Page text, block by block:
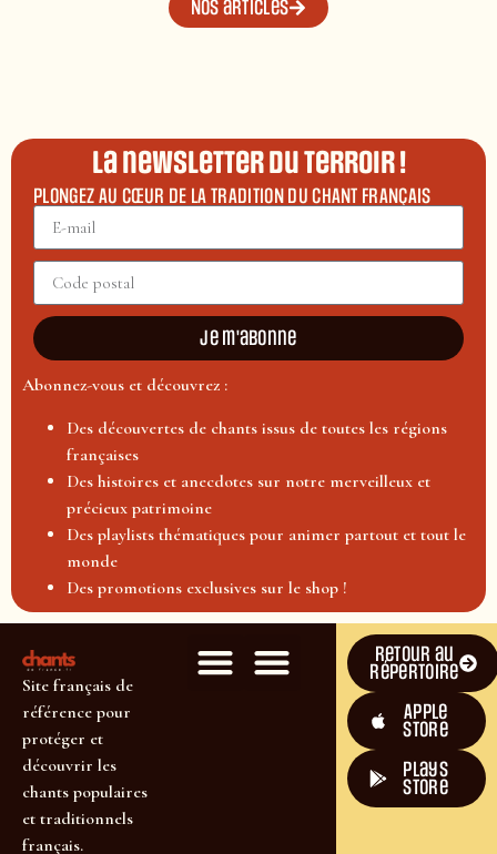
Nos articles
La newsletter du terroir !
PLONGEZ AU CŒUR DE LA TRADITION DU CHANT FRANÇAIS
Je m'abonne
Abonnez-vous et découvrez :
Des découvertes de chants issus de toutes les régions
françaises
Des histoires et anecdotes sur notre merveilleux et
précieux patrimoine
Des playlists thématiques pour animer partout et tout le
monde
Des promotions exclusives sur le shop !
Site français de
référence pour
protéger et
découvrir les
chants populaires
et traditionnels
français.
Retour au
répertoire
Apple
Store
plays
store